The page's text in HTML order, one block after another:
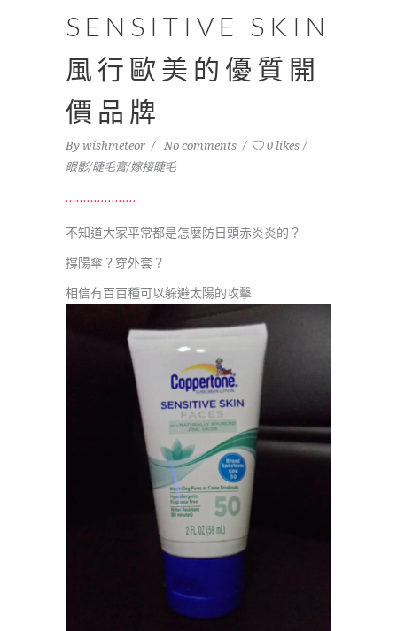
SENSITIVE SKIN
風行歐美的優質開
價品牌
By wishmeteor No comments
0 likes
眼影/睫毛膏/嫁接睫毛
不知道大家平常都是怎麼防日頭赤炎炎的？
撐陽傘？穿外套？
相信有百百種可以躲避太陽的攻擊